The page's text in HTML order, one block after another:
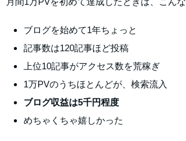
ブログを始めて1年ちょっと
記事数は120記事ほど投稿
上位10記事がアクセス数を荒稼ぎ
1万PVのうちほとんどが、検索流入
ブログ収益は5千円程度
めちゃくちゃ嬉しかった